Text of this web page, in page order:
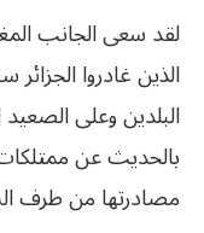
لقد سعى الجانب
البلدين وعلى
بالحديث عن
مصادرتها من طرف